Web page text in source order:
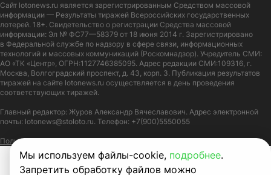
Мы используем файлы-cookie, подробнее.
Запретить обработку файлов можно
Сайт lotonews.ru является зарегистрированным Средством массовой
информации — Результаты тиражей Всероссийских государственных
лотерей. 18+. Свидетельство о регистрации Средства массовой
информации: Эл № ФС77—58379 от 18 июня 2014 г. Зарегистрировано
в Федеральной службе по надзору в сфере связи, информационных
технологий и массовых коммуникаций (Роскомнадзор). Учредитель СМИ:
АО «ТК «Центр», ОГРН:1127746385095. Адрес редакции СМИ:109316, г.
Москва, Волгоградский проспект, д. 43, корп. 3. Публикация результатов
тиражей на сайте lotonews.ru осуществляется в день проведения
соответствующих тиражей.
Главный редактор: Журов Александр Вячеславович. Адрес электронной
почты: lotonews@stoloto.ru. Телефон: +7(900)5550055
Политика в отношении обработки персональных данныхПравила Cookie